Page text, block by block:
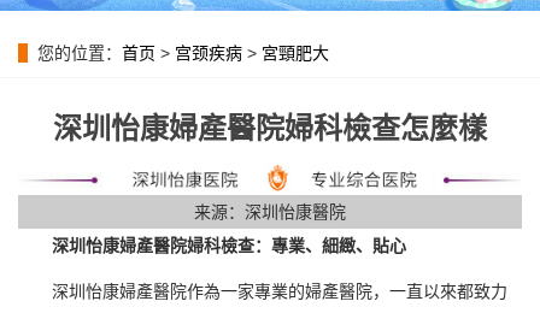
您的位置： 首页 > 宫颈疾病 > 宮頸肥大
深圳怡康婦產醫院婦科檢查怎麼樣
来源：深圳怡康醫院
深圳怡康婦產醫院婦科檢查：專業、細緻、貼心
深圳怡康婦產醫院作為一家專業的婦產醫院，一直以來都致力